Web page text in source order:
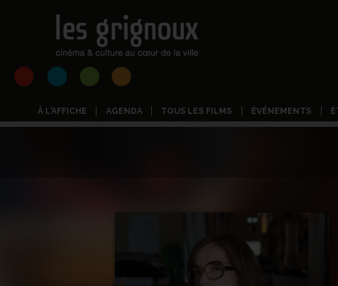
À L'AFFICHE AGENDA TOUS LES FILMS ÉVÉNEMENTS